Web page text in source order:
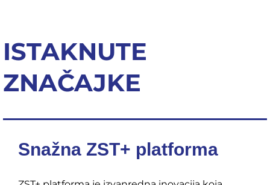
ISTAKNUTE
ZNAČAJKE
Snažna ZST+ platforma